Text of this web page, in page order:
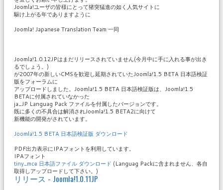
Joomla!ユーザの皆様にとって猪突猛進の如く人気サイトに
駆け上がる年でありますように
Joomla! Japanese Translation Team 一同
Joomla!1.0.12JPはまだリリースされていません(今月中に手に入れる事が出き
るでしょう。)
が2007年の新しいCMSを歓迎し延期されていたJoomla!1.5 BETA 日本語検証
版をフォーラムに
アップロードしました。Joomla!1.5 BETA 日本語検証版は、Joomla!1.5
BETAに付属されていなかった
ja_JP Languag Pack ファイルを付属したバージョンです。
既に多くの不具合は解消されJoomla!1.5 BETA2に向けて
新機能の開発がされています。
Joomla!1.5 BETA 日本語検証版 ダウンロード
PDF出力表示にIPAフォントを利用しています。
IPAフォント
tiny_mce 日本語ファイル ダウンロード (Languag Packに含まれません、各自
取得しアップロードして下さい。)
リリース - Joomla!1.0.11JP